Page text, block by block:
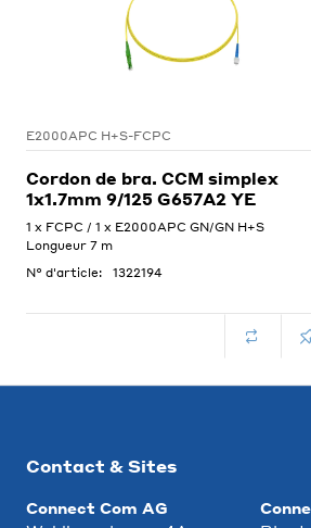
E2000APC H+S-FCPC
Cordon de bra. CCM simplex
1x1.7mm 9/125 G657A2 YE
1 x FCPC / 1 x E2000APC GN/GN H+S
Longueur 7 m
N° d'article:
1322194
Contact & Sites
Connect Com AG